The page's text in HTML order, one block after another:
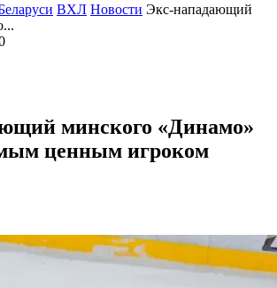
ВХЛ Новости Экс-нападающий
минского «Динамо»
ценным игроком